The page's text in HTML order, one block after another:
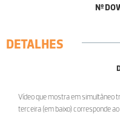
Nº
DETALHES
Vídeo que mostra em simultâneo
terceira (em baixo) corresponde